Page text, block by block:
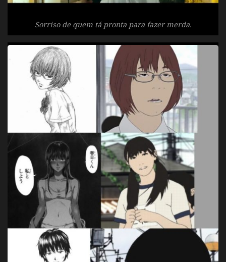
Sorriso de quem tá pronta para fazer merda.